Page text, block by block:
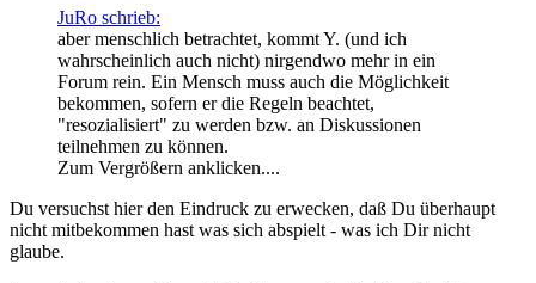
JuRo schrieb:
aber menschlich betrachtet, kommt Y. (und ich
wahrscheinlich auch nicht) nirgendwo mehr in ein
Forum rein. Ein Mensch muss auch die Möglichkeit
bekommen, sofern er die Regeln beachtet,
"resozialisiert" zu werden bzw. an Diskussionen
teilnehmen zu können.
Zum Vergrößern anklicken....
Du versuchst hier den Eindruck zu erwecken, daß Du überhaupt
nicht mitbekommen hast was sich abspielt - was ich Dir nicht
glaube.